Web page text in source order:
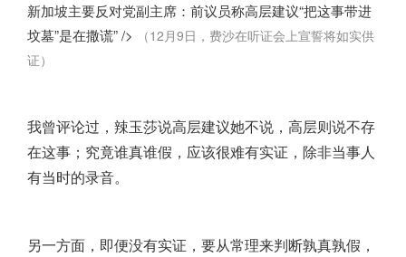
新加坡主要反对党副主席：前议员称高层建议“把这事带进
坟墓”是在撒谎” />
（12月9日，费沙在听证会上宣誓将如实供
证）
我曾评论过，辣玉莎说高层建议她不说，高层则说不存
在这事；究竟谁真谁假，应该很难有实证，除非当事人
有当时的录音。
另一方面，即便没有实证，要从常理来判断孰真孰假，